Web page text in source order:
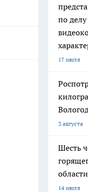
по
17 июля
3 августа
Шесть
области
14 июля